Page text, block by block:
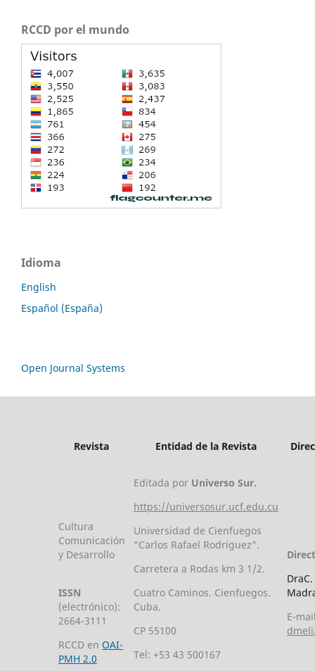
RCCD por el mundo
Idioma
English
Español (España)
Open Journal Systems
Revista Entidad de la Revista
Cultura
Comunicación
y Desarrollo
ISSN
(electrónico):
2664-3111
RCCD en OAI-
PMH 2.0
Editada por Universo Sur.
https://universosur.ucf.edu.cu
Universidad de Cienfuegos
"Carlos Rafael Rodríguez".
Carretera a Rodas km 3 1/2.
Cuatro Caminos. Cienfuegos.
Cuba.
CP 55100
Tel: +53 43 500167
E-